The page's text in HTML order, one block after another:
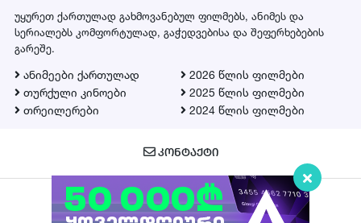
უყურეთ ქართულად გახმოვანებულ ფილმებს, ანიმეს და
სერიალებს კომფორტულად, გაჭედვებისა და შეფერხებების
გარეშე.
ანიმეები ქართულად
თურქული კინოები
თრეილერები
2026 წლის ფილმები
2025 წლის ფილმები
2024 წლის ფილმები
ᲙᲝᲜᲢᲐᲥᲢᲘ